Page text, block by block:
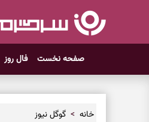
صفحه نخست فال روز
خانه گوگل نیوز